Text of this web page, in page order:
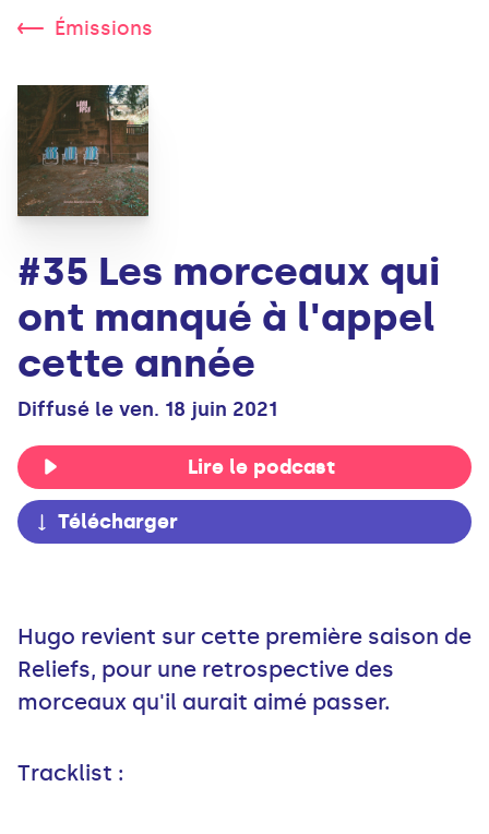
Émissions
#35 Les morceaux qui
ont manqué à l'appel
cette année
Diffusé le ven. 18 juin 2021
Lire le podcast
Télécharger
Hugo revient sur cette première saison de
Reliefs, pour une retrospective des
morceaux qu'il aurait aimé passer.
Tracklist :